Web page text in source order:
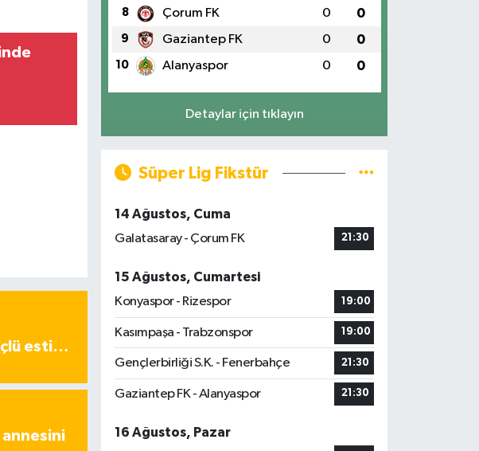
esti…
annesini
8 Çorum FK 0 0
9 Gaziantep FK 0 0
10 Alanyaspor 0 0
Detaylar için tıklayın
Süper Lig Fikstür
14 Ağustos, Cuma
Galatasaray - Çorum FK
21:30
15 Ağustos, Cumartesi
Konyaspor - Rizespor
19:00
Kasımpaşa - Trabzonspor 19:00
Gençlerbirliği S.K. - Fenerbahçe 21:30
Gaziantep FK - Alanyaspor 21:30
16 Ağustos, Pazar